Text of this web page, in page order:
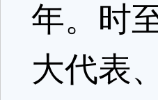
年。时
大代表